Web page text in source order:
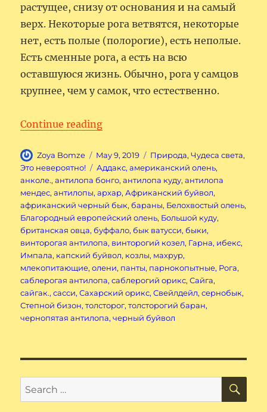
растущее, снизу от основания и на самый
верх. Некоторые рога ветвятся, некоторые
нет, есть полые (полорогие), есть неполые.
Есть сменные рога, а есть на всю
оставшуюся жизнь. Обычно, рога у самцов
крупнее, чем у самок, что естественно.
Continue reading“Рога – это сказочно красиво!”
Author
Zoya Bomze
Posted
on
May 9, 2019 Categories
Природа,Чудеса света,
Это невероятно!
Tags
Аддакс,американский олень,
анколе.,антилопа бонго,антилопа куду,антилопа
мендес,антилопы,архар,Африканский буйвол,
африканский черный бык, бараны, Белохвостый олень,
Благородный европейский олень, Большой куду,
британская овца, буффало, бык ватусси, быки,
винторогая антилопа, винторогий козел, Гарна, ибекс,
Импала, капский буйвол, козлы, махрур,
млекопитающие,олени, панты, парнокопытные, Рога,
саблерогая антилопа,саблерогий орикс,Сайга,
сайгак.,сасси,Сахарский орикс,Свейлдейл,сернобык,
Степной бизон,толсторог,толсторогий баран,
чернопятая антилопа,черный буйвол
Search
for: